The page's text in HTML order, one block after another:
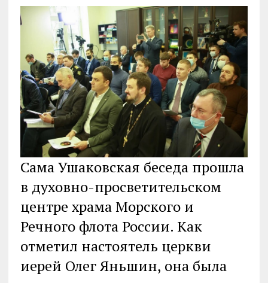
Сама Ушаковская беседа прошла
в духовно-просветительском
центре храма Морского и
Речного флота России. Как
отметил настоятель церкви
иерей Олег Яньшин, она была